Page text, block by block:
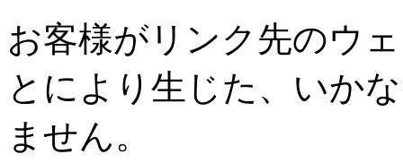
お客様がリンク先のウ
とにより生じた、いか
ません。